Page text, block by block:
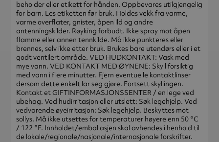
beholder eller etikett for hånden. Oppbevares utilgjengelig
for barn. Les etiketten før bruk. Holdes vekk fra varme,
varme overflater, gnister, åpen ild og andre
antenningskilder. Røyking forbudt. Ikke spray mot åpen
flamme eller annen tennkilde. Må ikke punkteres eller
brennes, selv ikke etter bruk. Brukes bare utendørs eller i et
godt ventilert område. VED HUDKONTAKT: Vask med
mye vann. VED KONTAKT MED ØYNENE: Skyll forsiktig
med vann i flere minutter. Fjern eventuelle kontaktlinser
dersom dette enkelt lar seg gjøre. Fortsett skyllingen.
Kontakt et GIFTINFORMASJONSSENTER / en lege ved
ubehag. Ved hudirritasjon eller utslett: Søk legehjelp. Ved
vedvarende øyeirritasjon: Søk legehjelp. Beskyttes mot
sollys. Må ikke utsettes for temperaturer høyere enn 50 °C
/ 122 °F. Innholdet/emballasjen skal avhendes i henhold til
de lokale/regionale/nasjonale/internasjonale forskrifter.